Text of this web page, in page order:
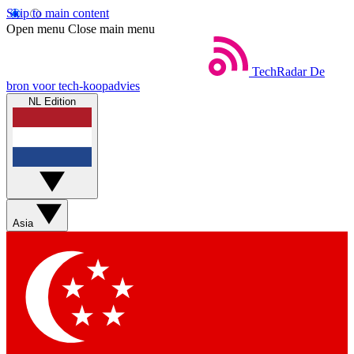
Skip to main content
Open menu Close main menu
TechRadar De
bron voor tech-koopadvies
NL Edition
Asia